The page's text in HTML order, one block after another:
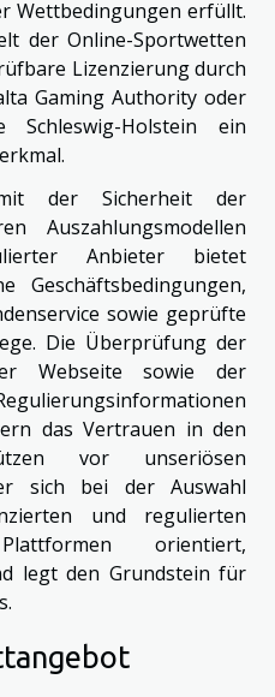
Wettbedingungen erfüllt.
der Online-Sportwetten
Lizenzierung durch
Gaming Authority oder
Schleswig-Holstein ein
der Sicherheit der
Auszahlungsmodellen
Anbieter bietet
Geschäftsbedingungen,
sowie geprüfte
Die Überprüfung der
Webseite sowie der
das Vertrauen in den
vor unseriösen
sich bei der Auswahl
und regulierten
orientiert,
legt den Grundstein für